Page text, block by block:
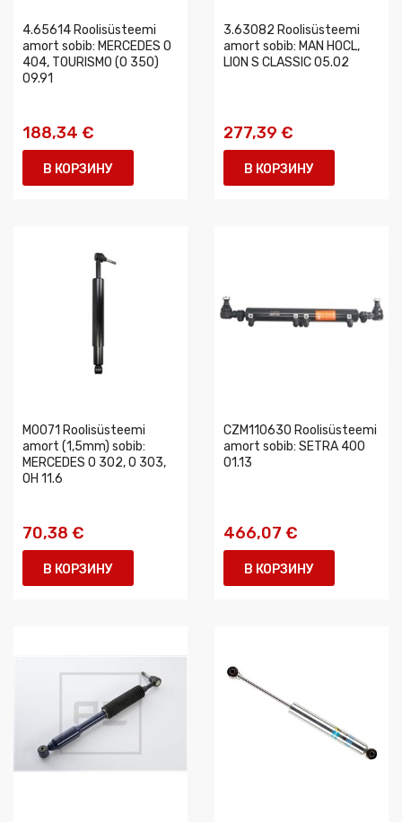
4.65614 Roolisüsteemi
amort sobib: MERCEDES O
404, TOURISMO (O 350)
09.91
188,34 €
В КОРЗИНУ
3.63082 Roolisüsteemi
amort sobib: MAN HOCL,
LION S CLASSIC 05.02
277,39 €
В КОРЗИНУ
M0071 Roolisüsteemi
amort (1,5mm) sobib:
MERCEDES O 302, O 303,
OH 11.6
70,38 €
В КОРЗИНУ
CZM110630 Roolisüsteemi
amort sobib: SETRA 400
01.13
466,07 €
В КОРЗИНУ